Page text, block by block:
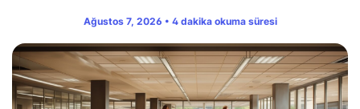
Ağustos 7, 2026 • 4 dakika okuma süresi